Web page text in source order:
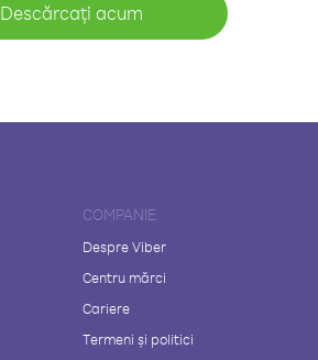
Descărcați acum
COMPANIE
Despre Viber
Centru mărci
Cariere
Termeni și politici